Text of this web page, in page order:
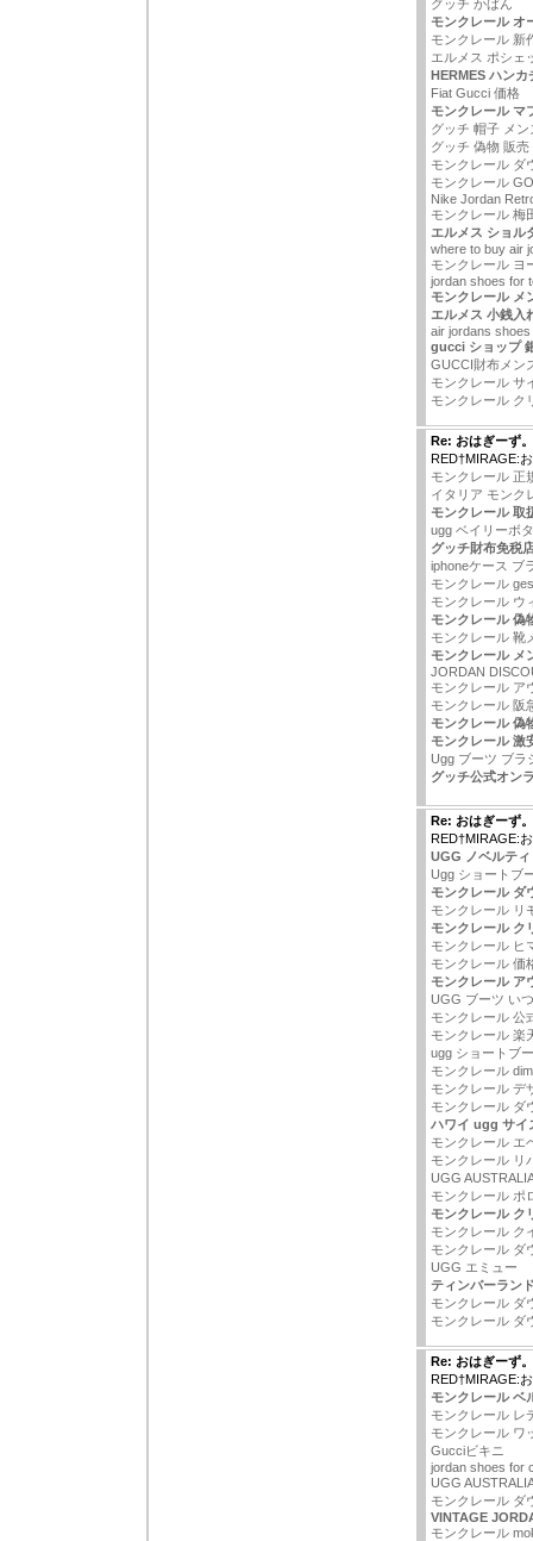
グッチ かばん
モンクレール オ
モンクレール 新
エルメス ポシェ
HERMES ハンカ
Fiat Gucci 価格
モンクレール マ
グッチ 帽子 メン
グッチ 偽物 販売
モンクレール ダ
モンクレール
Nike Jordan
モンクレール 梅
エルメス ショル
where to buy air
モンクレール ヨ
jordan shoes for
モンクレール メ
エルメス 小銭入
air jordans shoes
gucci ショップ
GUCCI財布メン
モンクレール サ
モンクレール ク
Re: おはぎーず。
RED†MIRAGE:
モンクレール 正
イタリア モンク
モンクレール 取
ugg ベイリーボ
グッチ財布免税
iphoneケース ブ
モンクレール
モンクレール ウ
モンクレール 偽
モンクレール 靴
モンクレール メ
JORDAN
モンクレール ア
モンクレール 阪
モンクレール 偽
モンクレール 激
Ugg ブーツ ブラ
グッチ公式オン
Re: おはぎーず。
RED†MIRAGE:
UGG ノベルティ
Ugg ショートブ
モンクレール ダ
モンクレール リ
モンクレール ク
モンクレール ヒ
モンクレール 価
モンクレール ア
UGG ブーツ い
モンクレール 公
モンクレール 楽
ugg ショートブ
モンクレール
モンクレール デ
モンクレール ダ
ハワイ ugg サイ
モンクレール エ
モンクレール リ
UGG
モンクレール ポ
モンクレール ク
モンクレール ク
モンクレール ダ
UGG エミュー
ティンバーラン
モンクレール ダ
モンクレール ダ
Re: おはぎーず。
RED†MIRAGE:
モンクレール ベ
モンクレール レ
モンクレール ワ
Gucciビキニ
jordan shoes for
UGG
モンクレール ダ
VINTAGE
モンクレール